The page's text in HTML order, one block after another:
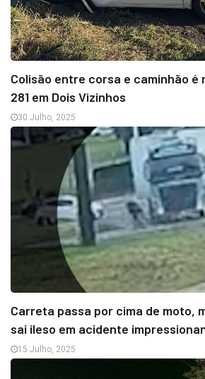
Colisão entre corsa e caminhão é
281 em Dois Vizinhos
30 Julho, 2025
Carreta passa por cima de moto,
sai ileso em acidente
15 Julho, 2025